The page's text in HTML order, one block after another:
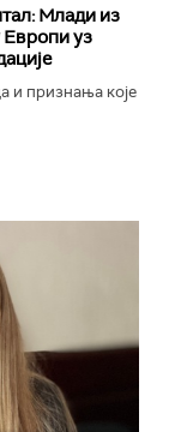
Млади из
Европи уз
и признања које